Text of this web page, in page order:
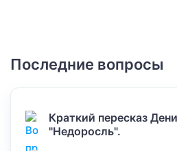
Последние вопросы
Краткий пересказ
"Недоросль".